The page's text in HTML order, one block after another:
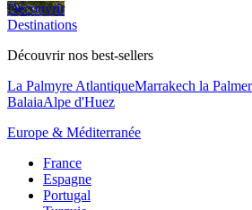
Découvrir
Destinations
Découvrir nos best-sellers
La Palmyre AtlantiqueMarrakech la
BalaiaAlpe d'Huez
Europe & Méditerranée
France
Espagne
Portugal